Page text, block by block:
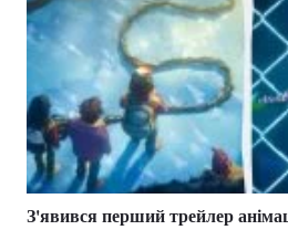
Тема оформлення
З'явився перший трейлер